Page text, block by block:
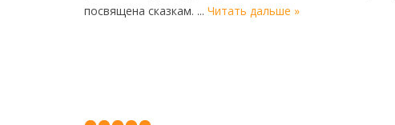
посвящена сказкам. ... Читать дальше »